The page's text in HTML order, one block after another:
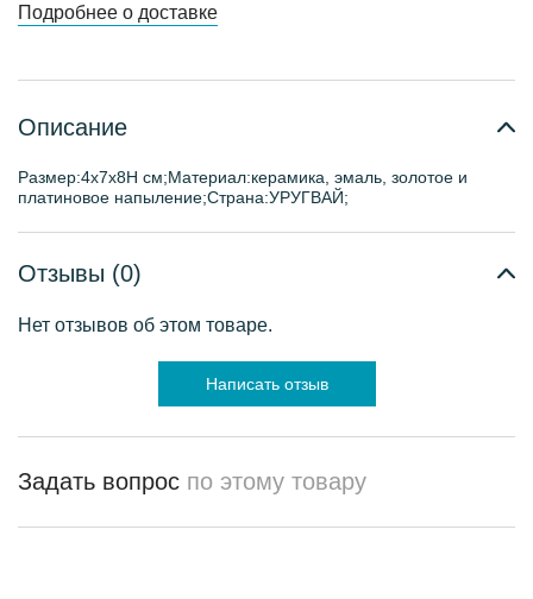
Подробнее о доставке
Описание
Размер:4х7х8H см;Материал:керамика, эмаль, золотое и
платиновое напыление;Страна:УРУГВАЙ;
Отзывы (0)
Нет отзывов об этом товаре.
Написать отзыв
Задать вопрос по этому товару